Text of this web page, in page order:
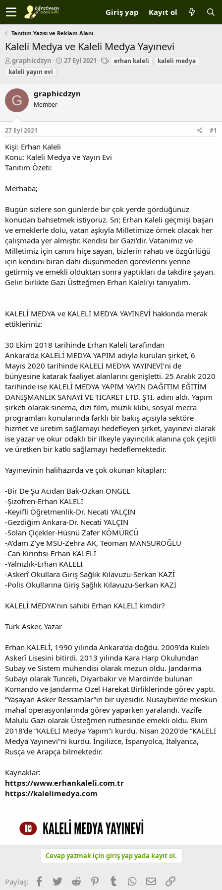
Giriş yap Kayıt ol
Tanıtım Yazısı ve Reklam Alanı
Kaleli Medya ve Kaleli Medya Yayınevi
K
o
n
b
u
y
u
b
a
l
a
t
n
graphicdzyn
B
a
ı
r
27 Eyl 2021
E
e
erhan kaleli
kaleli medya
kaleli yayın evi
G graphicdzyn
Member
27 Eyl 2021 #1
Kişi: Erhan Kaleli
Konu: Kaleli Medya ve Yayın Evi
Tanıtım Özeti:
Merhaba;
Bugün sizlere son günlerde bir çok yerde gördüğünüz
konudan bahsetmek istiyoruz. Sn; Erhan Kaleli geçmişi başarı
ve emeklerle dolu, vatan aşkıyla Milletimize örnek olacak her
çalışmada yer almıştır. Kendisi bir Gazi'dir. Vatanımız ve
Milletimiz için canını hiçe sayan, bizlerin rahatı ve özgürlüğü
için kendini biran dahi düşünmeden görevlerini yerine
getirmiş ve emekli olduktan sonra yaptıkları da takdire şayan.
Gelin birlikte Gazi Üstteğmen Erhan Kaleli'yi tanıyalım.
KALELİ MEDYA ve KALELİ MEDYA YAYINEVİ hakkında merak
ettikleriniz:
30 Ekim 2018 tarihinde Erhan Kaleli tarafından
Ankara’da KALELİ MEDYA YAPIM adıyla kurulan şirket, 6
Mayıs 2020 tarihinde KALELİ MEDYA YAYINEVİ’ni de
bünyesine katarak faaliyet alanlarını genişletti. 25 Aralık 2020
tarihinde ise KALELİ MEDYA YAPIM YAYIN DAĞITIM EĞİTİM
DANIŞMANLIK SANAYİ VE TİCARET LTD. ŞTİ. adını aldı. Yapım
şirketi olarak sinema, dizi film, müzik klibi, sosyal mecra
programları konularında farklı bir bakış açısıyla sektöre
hizmet ve üretim sağlamayı hedefleyen şirket, yayınevi olarak
ise yazar ve okur odaklı bir ilkeyle yayıncılık alanına çok çeşitli
ve üretken bir katkı sağlamayı hedeflemektedir.
Yayınevinin halihazırda ve çok okunan kitapları:
-Bir De Şu Acıdan Bak-Özkan ÖNGEL
-Şizofren-Erhan KALELİ
-Keyifli Öğretmenlik-Dr. Necati YALÇIN
-Gezdiğim Ankara-Dr. Necati YALÇIN
-Solan Çiçekler-Hüsnü Zafer KÖMÜRCÜ
-A’dam Z’ye MSÜ-Zehra AK, Teoman MANSUROĞLU
-Can Kırıntısı-Erhan KALELİ
-Yalnızlık-Erhan KALELİ
-Askerî Okullara Giriş Sağlık Kılavuzu-Serkan KAZİ
-Polis Okullarına Giriş Sağlık Kılavuzu-Serkan KAZİ
KALELİ MEDYA’nın sahibi Erhan KALELİ kimdir?
Türk Asker, Yazar
Erhan KALELİ, 1990 yılında Ankara’da doğdu. 2009’da Kuleli
Askerî Lisesini bitirdi. 2013 yılında Kara Harp Okulundan
Subay ve Sistem mühendisi olarak mezun oldu. Jandarma
Subayı olarak Tunceli, Diyarbakır ve Mardin’de bulunan
Komando ve Jandarma Özel Harekat Birliklerinde görev yaptı.
“Yaşayan Asker Ressamlar”ın bir üyesidir. Nusaybin’de meskun
mahal operasyonlarında görev yaparken yaralandı. Vazife
Malulü Gazi olarak Üsteğmen rütbesinde emekli oldu. Ekim
2018’de “KALELİ Medya Yapım”ı kurdu. Nisan 2020’de “KALELİ
Medya Yayınevi”ni kurdu. İngilizce, İspanyolca, İtalyanca,
Rusça ve Arapça bilmektedir.
Kaynaklar:
https://www.erhankaleli.com.tr
https://kalelimedya.com
Cevap yazmak için giriş yap yada kayıt ol.
Paylaş: Facebook
TwitterReddit PinterestTumblrWhatsApp
E-postaLink